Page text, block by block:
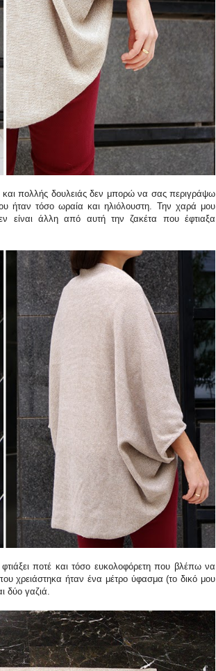
πολλής δουλειάς δεν μπορώ να σας περιγράψω
ήταν τόσο ωραία και ηλιόλουστη. Την χαρά μου
είναι άλλη από αυτή την ζακέτα που έφτιαξα
ποτέ και τόσο ευκολοφόρετη που βλέπω να
χρειάστηκα ήταν ένα μέτρο ύφασμα (το δικό μου
δύο γαζιά.